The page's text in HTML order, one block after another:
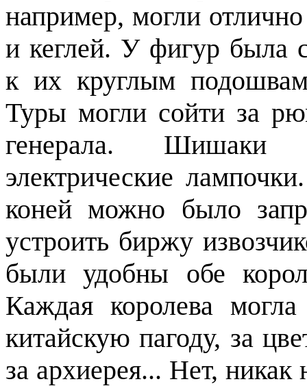
например, могли
и кеглей. У фигур была
к их круглым
Туры могли сойти за
генерала. Шишаки
электрические
коней можно было
устроить биржу
были удобны обе
Каждая королева могла
китайскую пагоду, за
за архиерея... Нет,